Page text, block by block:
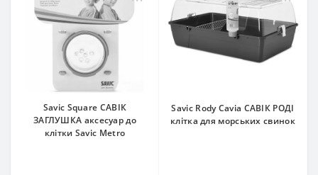
Savic Square САВІК
ЗАГЛУШКА аксесуар до
клітки Savic Metro
Savic Rody Cavia САВІК РОДІ
клітка для морських свинок